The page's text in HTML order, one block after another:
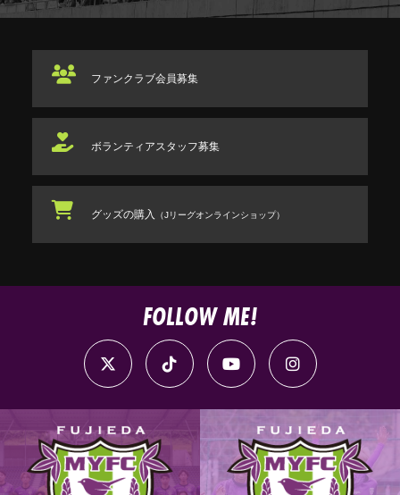
ファンクラブ会員募集
ボランティアスタッフ募集
グッズの購入 （Jリーグオンラインショップ）
FOLLOW ME!